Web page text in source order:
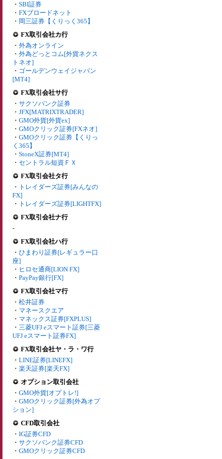
・ SBI証券
・ FXブロードネット
・ 岡三証券【くりっく365】
FX取引会社カ行
・ 外為オンライン
・ 外為どっとコム[外貨ネクス
トネオ]
・ ゴールデンウェイジャパン
[MT4]
FX取引会社サ行
・ サクソバンク証券
・ JFX[MATRIXTRADER]
・ GMO外貨[外貨ex]
・ GMOクリック証券[FXネオ]
・ GMOクリック証券【くりっ
く365】
・ StoneX証券[MT4]
・ セントラル短資ＦＸ
FX取引会社タ行
・ トレイダーズ証券[みんなの
FX]
・ トレイダーズ証券[LIGHTFX]
FX取引会社ナ行
-
FX取引会社ハ行
・ ひまわり証券[レギュラー口
座]
・ ヒロセ通商[LION FX]
・ PayPay銀行[FX]
FX取引会社マ行
・ 松井証券
・ マネースクエア
・ マネックス証券[FXPLUS]
・ 三菱UFJ eスマート証券[三菱
UFJ eスマート証券FX]
FX取引会社ヤ・ラ・ワ行
・ LINE証券[LINEFX]
・ 楽天証券[楽天FX]
オプション取引会社
・ GMO外貨[オプトレ!]
・ GMOクリック証券[外為オプ
ション]
CFD取引会社
・ IG証券CFD
・ サクソバンク証券CFD
・ GMOクリック証券CFD